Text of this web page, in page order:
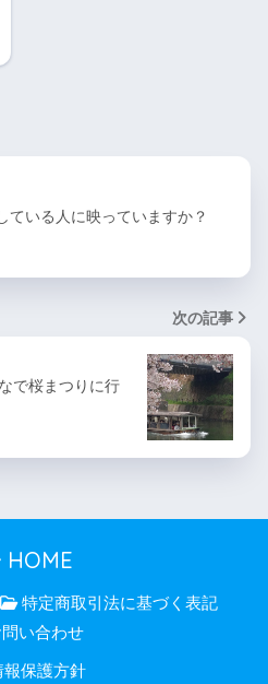
ている人に映っていますか？
次の記事
で桜まつりに行
HOME
特定商取引法に基づく表記
い合わせ
報保護方針